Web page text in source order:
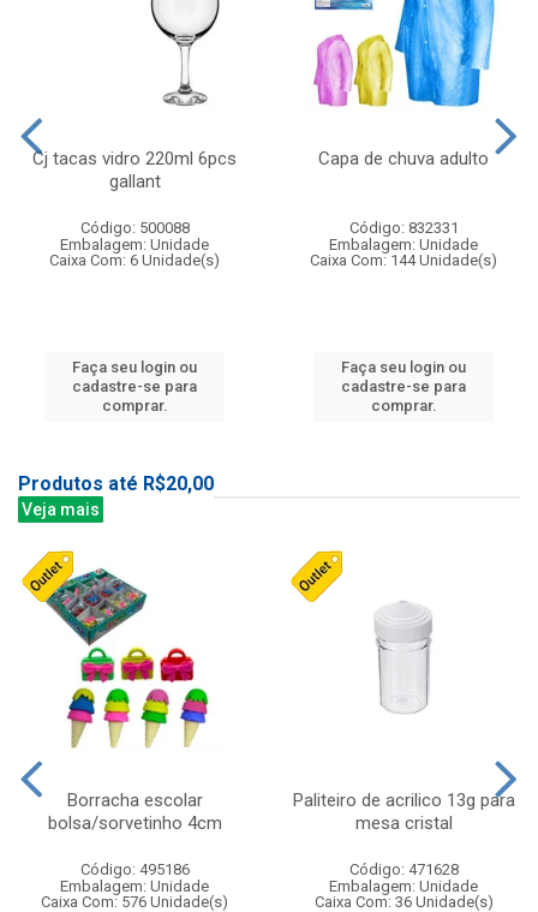
Cj tacas vidro 220ml 6pcs
gallant
Código: 500088
Embalagem: Unidade
Caixa Com: 6 Unidade(s)
Faça seu login ou
cadastre-se para
comprar.
Capa de chuva adulto
Código: 832331
Embalagem: Unidade
Caixa Com: 144 Unidade(s)
Faça seu login ou
cadastre-se para
comprar.
Produtos até R$20,00
Veja mais
Borracha escolar
bolsa/sorvetinho 4cm
Código: 495186
Embalagem: Unidade
Caixa Com: 576 Unidade(s)
Paliteiro de acrilico 13g para
mesa cristal
Código: 471628
Embalagem: Unidade
Caixa Com: 36 Unidade(s)